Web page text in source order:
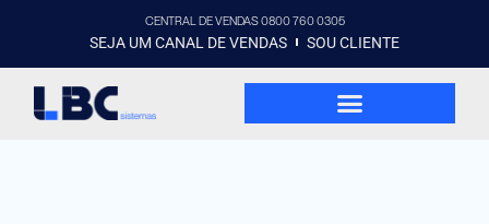
CENTRAL DE VENDAS 0800 760 0305
SEJA UM CANAL DE VENDAS SOU CLIENTE